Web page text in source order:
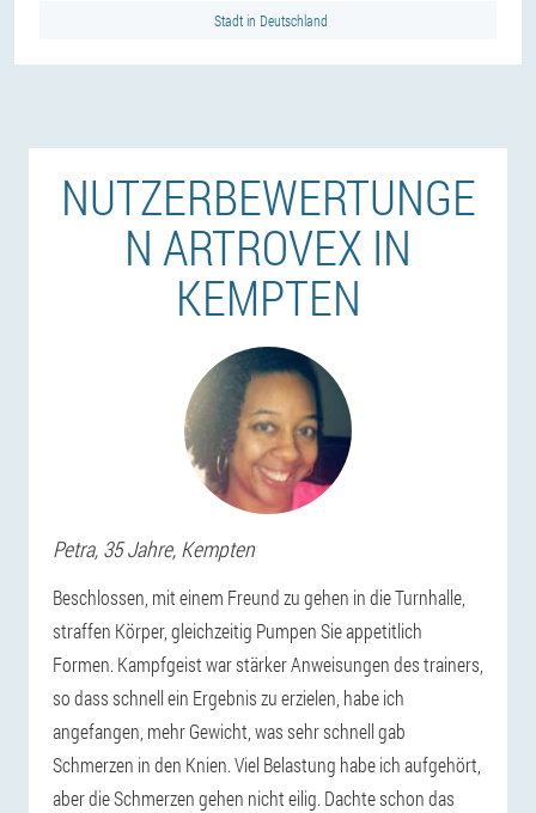
Stadt in Deutschland
NUTZERBEWERTUNGE
N ARTROVEX IN
KEMPTEN
Petra, 35 Jahre, Kempten
Beschlossen, mit einem Freund zu gehen in die Turnhalle,
straffen Körper, gleichzeitig Pumpen Sie appetitlich
Formen. Kampfgeist war stärker Anweisungen des trainers,
so dass schnell ein Ergebnis zu erzielen, habe ich
angefangen, mehr Gewicht, was sehr schnell gab
Schmerzen in den Knien. Viel Belastung habe ich aufgehört,
aber die Schmerzen gehen nicht eilig. Dachte schon das